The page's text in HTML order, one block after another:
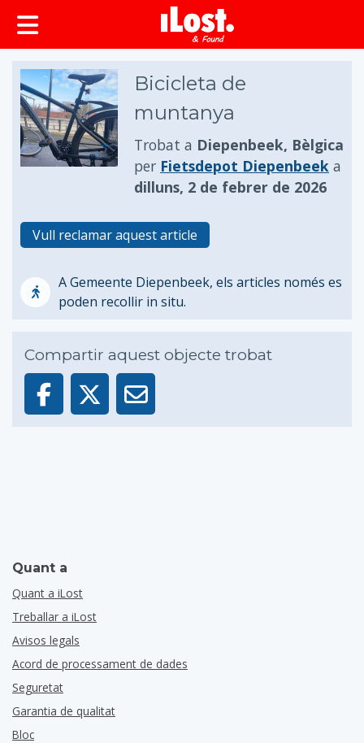
principal
Bicicleta de
muntanya
Trobat a Diepenbeek, Bèlgica
per Fietsdepot Diepenbeek a
dilluns, 2 de febrer de 2026
Vull reclamar aquest article
A Gemeente Diepenbeek, els articles només es
poden recollir in situ.
Compartir aquest objecte trobat
Quant a
Quant a iLost
Treballar a iLost
Avisos legals
Acord de processament de dades
Seguretat
Garantia de qualitat
Bloc